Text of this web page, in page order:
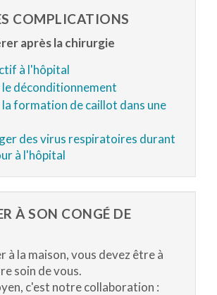
COMPLICATIONS
après la chirurgie
à l'hôpital
déconditionnement
formation de caillot dans une
des virus respiratoires durant
à l'hôpital
À SON CONGÉ DE
à la maison, vous devez être à
soin de vous.
c'est notre collaboration :